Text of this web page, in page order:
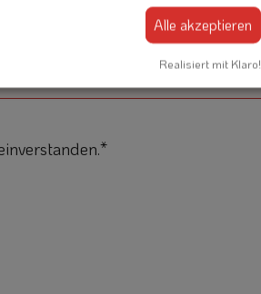
Alle akzeptieren
Realisiert mit Klaro!